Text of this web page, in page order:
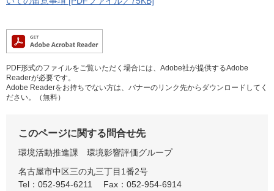
PDF形式のファイルをご覧いただく場合には、Adobe社が提供するAdobe
Readerが必要です。
Adobe Readerをお持ちでない方は、バナーのリンク先からダウンロードしてく
ださい。（無料）
このページに関する問合せ先
環境活動推進課
環境影響評価グループ
名古屋市中区三の丸三丁目1番2号
Tel：052-954-6211
Fax：052-954-6914